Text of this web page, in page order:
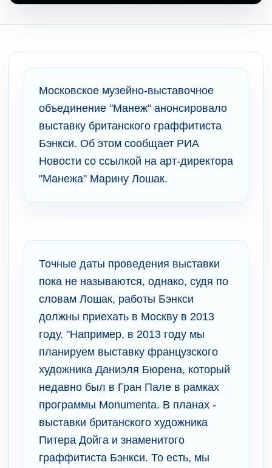
Московское музейно-выставочное
объединение "Манеж" анонсировало
выставку британского граффитиста
Бэнкси. Об этом сообщает РИА
Новости со ссылкой на арт-директора
"Манежа" Марину Лошак.
Точные даты проведения выставки
пока не называются, однако, судя по
словам Лошак, работы Бэнкси
должны приехать в Москву в 2013
году. "Например, в 2013 году мы
планируем выставку французского
художника Даниэля Бюрена, который
недавно был в Гран Пале в рамках
программы Monumenta. В планах -
выставки британского художника
Питера Дойга и знаменитого
граффитиста Бэнкси. То есть, мы